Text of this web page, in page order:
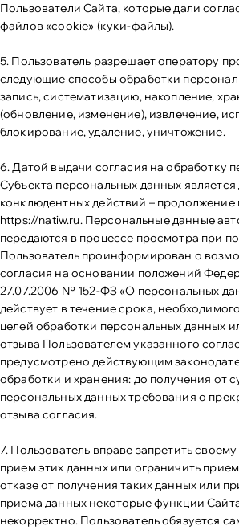
Пользователи Сайта, которые дали
файлов «cookie» (куки-файлы).
5. Пользователь разрешает оператору
следующие способы обработки
запись, систематизацию, накопление,
(обновление, изменение), извлечение,
блокирование, удаление, уничтожение.
6. Датой выдачи согласия на обработку
Субъекта персональных данных
конклюдентных действий – продолжение
https://natiw.ru. Персональные данные
передаются в процессе просмотра при
Пользователь проинформирован о
согласия на основании положений
27.07.2006 № 152-ФЗ «О персональных
действует в течение срока,
целей обработки персональных данных
отзыва Пользователем указанного
предусмотрено действующим
обработки и хранения: до получения от
персональных данных требования о
отзыва согласия.
7. Пользователь вправе запретить
прием этих данных или ограничить
отказе от получения таких данных или
приема данных некоторые функции
некорректно. Пользователь обязуется